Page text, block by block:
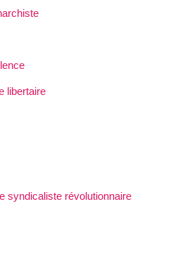
libertaire
syndicaliste révolutionnaire